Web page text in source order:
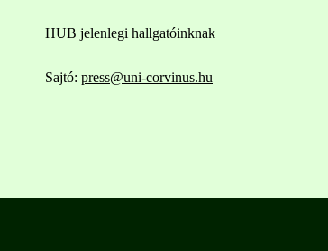
HUB jelenlegi hallgatóinknak
Sajtó: press@uni-corvinus.hu